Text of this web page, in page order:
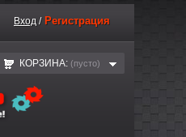
Вход / Регистрация
КОРЗИНА: (пустo)